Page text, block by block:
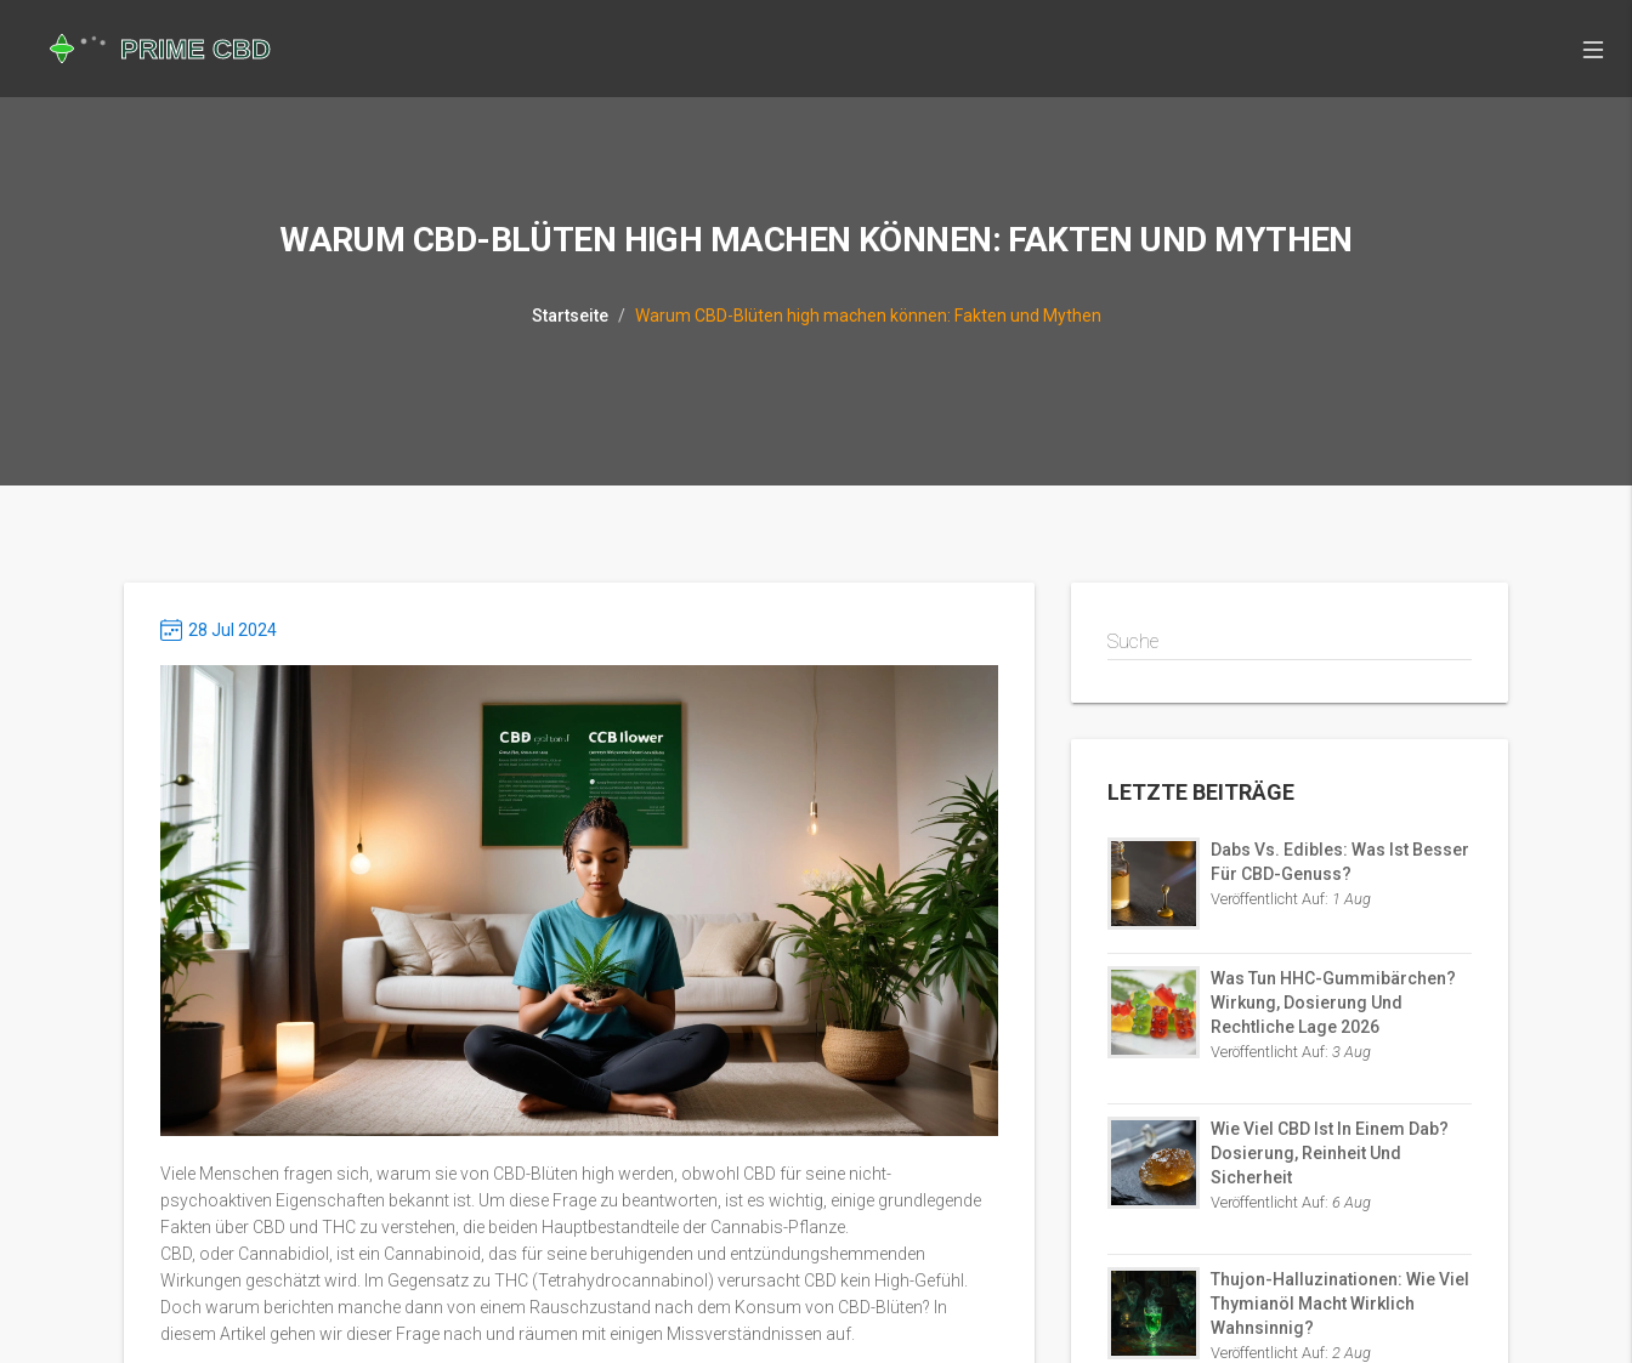
WARUM CBD-BLÜTEN HIGH MACHEN KÖNNEN: FAKTEN UND MYTHEN
Startseite Warum CBD-Blüten high machen können: Fakten und Mythen
28 Jul 2024
Viele Menschen fragen sich, warum sie von CBD-Blüten high werden, obwohl CBD für seine nicht-
psychoaktiven Eigenschaften bekannt ist. Um diese Frage zu beantworten, ist es wichtig, einige grundlegende
Fakten über CBD und THC zu verstehen, die beiden Hauptbestandteile der Cannabis-Pflanze.
CBD, oder Cannabidiol, ist ein Cannabinoid, das für seine beruhigenden und entzündungshemmenden
Wirkungen geschätzt wird. Im Gegensatz zu THC (Tetrahydrocannabinol) verursacht CBD kein High-Gefühl.
Doch warum berichten manche dann von einem Rauschzustand nach dem Konsum von CBD-Blüten? In
diesem Artikel gehen wir dieser Frage nach und räumen mit einigen Missverständnissen auf.
Suche
LETZTE BEITRÄGE
Dabs Vs. Edibles: Was Ist Besser
Für CBD-Genuss?
Veröffentlicht Auf: 1 Aug
Was Tun HHC-Gummibärchen?
Wirkung, Dosierung Und
Rechtliche Lage 2026
Veröffentlicht Auf: 3 Aug
Wie Viel CBD Ist In Einem Dab?
Dosierung, Reinheit Und
Sicherheit
Veröffentlicht Auf: 6 Aug
Thujon-Halluzinationen: Wie Viel
Thymianöl Macht Wirklich
Wahnsinnig?
Veröffentlicht Auf: 2 Aug